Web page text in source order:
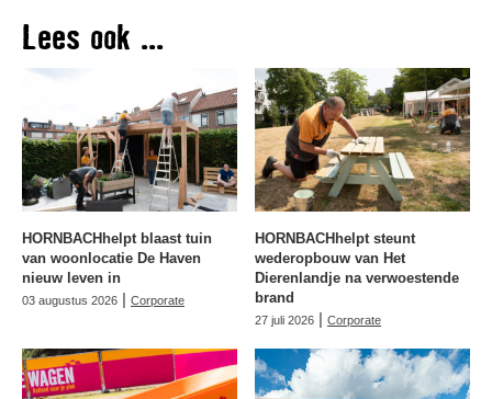
Lees ook ...
HORNBACHhelpt blaast tuin
van woonlocatie De Haven
nieuw leven in
03 augustus 2026 | Corporate
HORNBACHhelpt steunt
wederopbouw van Het
Dierenlandje na verwoestende
brand
27 juli 2026 | Corporate